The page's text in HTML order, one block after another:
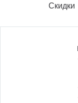
Скидки